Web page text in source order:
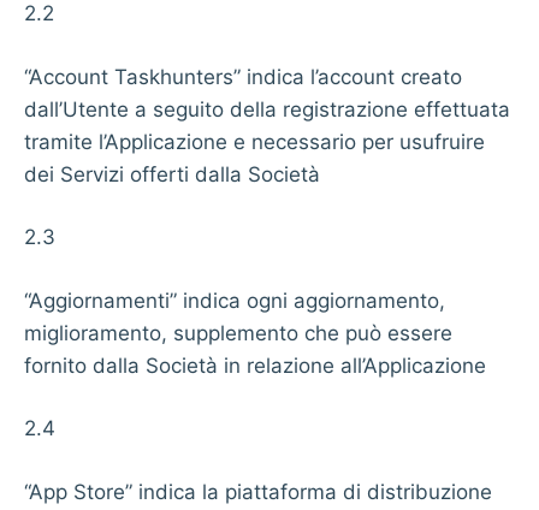
2.2
“Account Taskhunters” indica l’account creato
dall’Utente a seguito della registrazione effettuata
tramite l’Applicazione e necessario per usufruire
dei Servizi offerti dalla Società
2.3
“Aggiornamenti” indica ogni aggiornamento,
miglioramento, supplemento che può essere
fornito dalla Società in relazione all’Applicazione
2.4
“App Store” indica la piattaforma di distribuzione